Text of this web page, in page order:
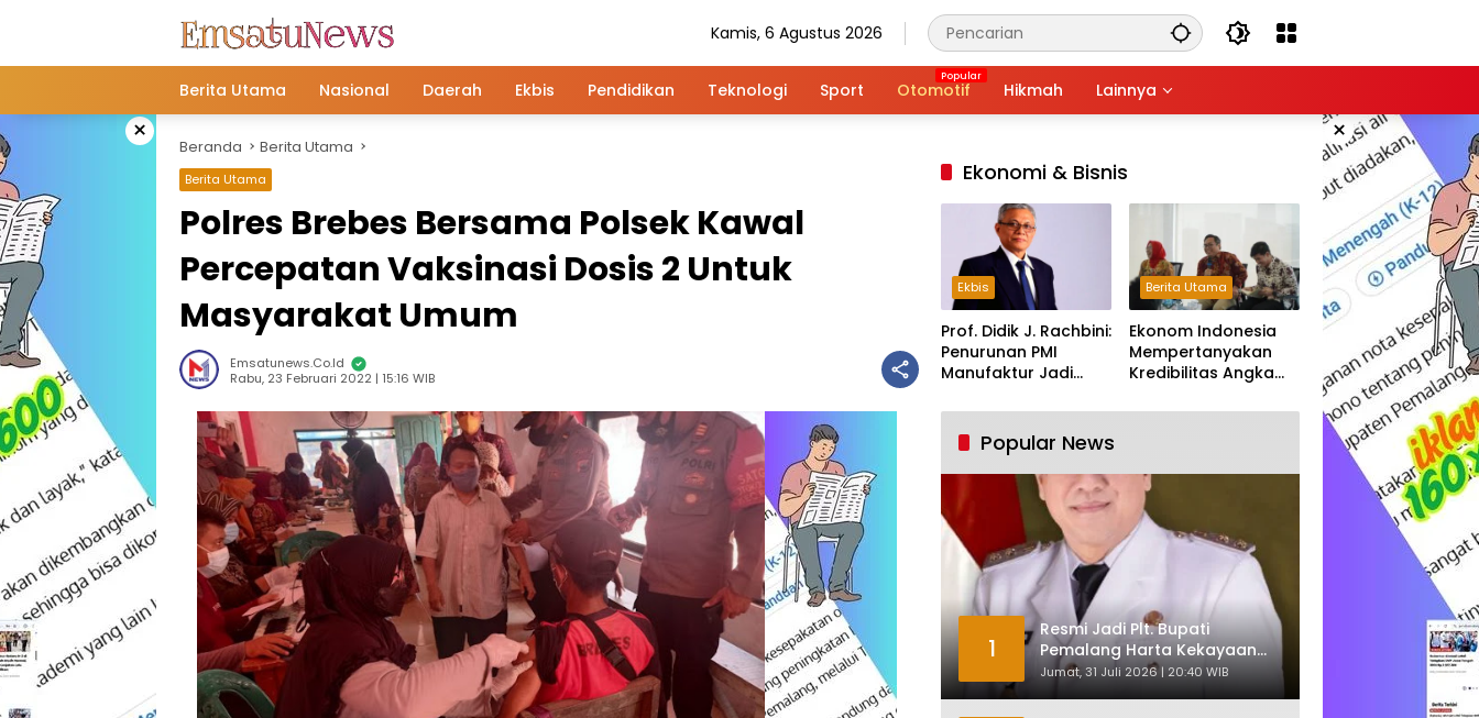
Kamis, 6 Agustus 2026
Berita Utama Nasional Daerah Ekbis Pendidikan Teknologi Sport Otomotif Hikmah Lainnya
× ×
Beranda Berita Utama
Berita Utama
Polres Brebes Bersama Polsek Kawal
Percepatan Vaksinasi Dosis 2 Untuk
Masyarakat Umum
Emsatunews.co.id
Rabu, 23 Februari 2022 | 15:16 WIB
Ekonomi & Bisnis
Ekbis
Prof. Didik J. Rachbini:
Penurunan PMI
Manufaktur Jadi
Industri Nasional
Berita Utama
Ekonom Indonesia
Mempertanyakan
Kredibilitas Angka
Tumbuh Tapi Rapuh
Popular News
1
Resmi Jadi Plt. Bupati
Pemalang Harta Kekayaan
Nurkholes Sentuh Rp 12 Miliar
Jumat, 31 Juli 2026 | 20:40 WIB